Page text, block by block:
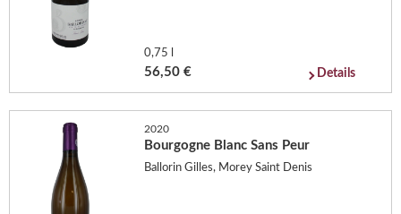
0,75 l
56,50 € Details
2020
Bourgogne Blanc Sans Peur
Ballorin Gilles, Morey Saint Denis